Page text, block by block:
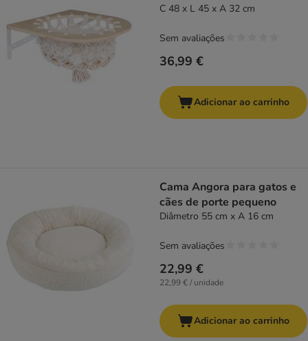
C 48 x L 45 x A 32 cm
36,99 €
Sem avaliações
Adicionar ao carrinho
Cama Angora para gatos e
cães de porte pequeno
Diâmetro 55 cm x A 16 cm
22,99 €
22,99 € / unidade
Sem avaliações
Adicionar ao carrinho